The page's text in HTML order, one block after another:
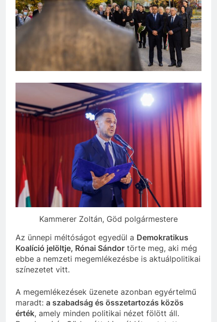
Kammerer Zoltán, Göd polgármestere
Az ünnepi méltóságot egyedül a Demokratikus
Koalíció jelöltje, Rónai Sándor törte meg, aki még
ebbe a nemzeti megemlékezésbe is aktuálpolitikai
színezetet vitt.
A megemlékezések üzenete azonban egyértelmű
maradt: a szabadság és összetartozás közös
érték, amely minden politikai nézet fölött áll.